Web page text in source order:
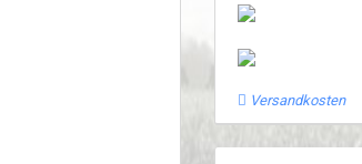
Versandkosten